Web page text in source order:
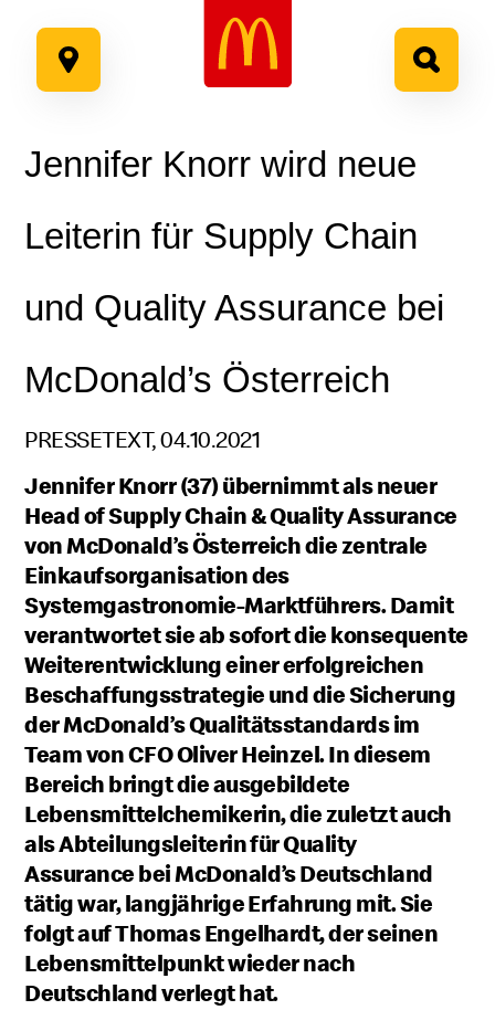
Inhalt
springen
Jennifer Knorr wird neue
Leiterin für Supply Chain
und Quality Assurance bei
McDonald’s Österreich
PRESSETEXT, 04.10.2021
Jennifer Knorr (37) übernimmt als neuer
Head of Supply Chain & Quality Assurance
von McDonald’s Österreich die zentrale
Einkaufsorganisation des
Systemgastronomie-Marktführers. Damit
verantwortet sie ab sofort die konsequente
Weiterentwicklung einer erfolgreichen
Beschaffungsstrategie und die Sicherung
der McDonald’s Qualitätsstandards im
Team von CFO Oliver Heinzel. In diesem
Bereich bringt die ausgebildete
Lebensmittelchemikerin, die zuletzt auch
als Abteilungsleiterin für Quality
Assurance bei McDonald’s Deutschland
tätig war, langjährige Erfahrung mit. Sie
folgt auf Thomas Engelhardt, der seinen
Lebensmittelpunkt wieder nach
Deutschland verlegt hat.